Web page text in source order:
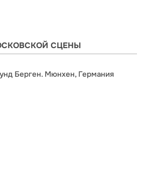
СЦЕНЫ
Берген. Мюнхен, Германия